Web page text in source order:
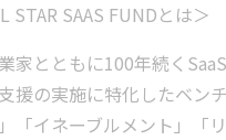
STAR SAAS FUNDとは＞
業家とともに100年続く
援の実施に特化したベン
「イネーブルメント」「